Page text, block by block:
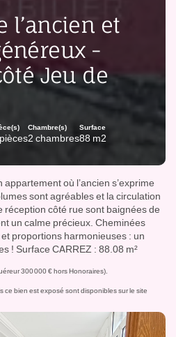
l’ancien et
-
Jeu de
Chambre(s)
2 chambres
Surface
88 m2
où l’ancien s’exprime
sont agréables et la circulation
réception côté rue sont baignées de
un calme précieux. Cheminées
proportions harmonieuses : un
! Surface CARREZ : 88.08 m²
300 000 € hors Honoraires).
ce bien est exposé sont disponibles sur le site